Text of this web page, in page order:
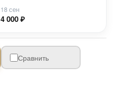
18 сен
4 000 ₽
Сравнить